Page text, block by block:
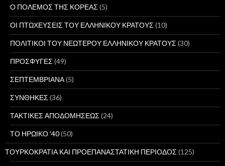
Ο ΠΟΛΕΜΟΣ ΤΗΣ ΚΟΡΕΑΣ (5)
ΟΙ ΠΤΩΧΕΥΣΕΙΣ ΤΟΥ ΕΛΛΗΝΙΚΟΥ ΚΡΑΤΟΥΣ (10)
ΠΟΛΙΤΙΚΟΙ ΤΟΥ ΝΕΩΤΕΡΟΥ ΕΛΛΗΝΙΚΟΥ ΚΡΑΤΟΥΣ (30)
ΠΡΟΣΦΥΓΕΣ (49)
ΣΕΠΤΕΜΒΡΙΑΝΑ(5)
ΣΥΝΘΗΚΕΣ (36)
ΤΑΚΤΙΚΕΣ ΑΠΟΔΟΜΗΣΕΩΣ (24)
ΤΟ ΗΡΩΙΚΟ '40(50)
ΤΟΥΡΚΟΚΡΑΤΙΑ ΚΑΙ ΠΡΟΕΠΑΝΑΣΤΑΤΙΚΗ ΠΕΡΙΟΔΟΣ (125)